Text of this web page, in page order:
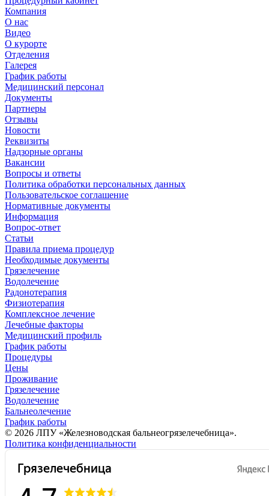
Компания
О нас
Видео
О курорте
Отделения
Галерея
График работы
Медицинский персонал
Документы
Партнеры
Отзывы
Новости
Реквизиты
Надзорные органы
Вакансии
Вопросы и ответы
Политика обработки персональных данных
Пользовательское соглашение
Нормативные документы
Информация
Вопрос-ответ
Статьи
Правила приема процедур
Необходимые документы
Грязелечение
Водолечение
Радонотерапия
Физиотерапия
Комплексное лечение
Лечебные факторы
Медицинский профиль
График работы
Процедуры
Цены
Проживание
Грязелечение
Водолечение
Бальнеолечение
График работы
© 2026 ЛПУ «Железноводская бальнеогрязелечебница».
Политика конфиденциальности